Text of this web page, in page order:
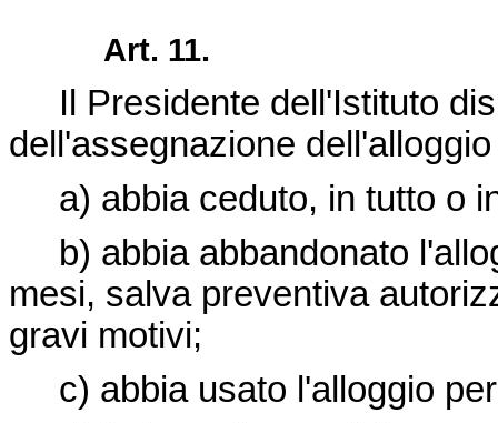
Art. 11.
Il Presidente dell'Istituto
dell'assegnazione
a) abbia ceduto, in tutto o
b) abbia abbandonato
mesi, salva preventiva
gravi motivi;
c) abbia usato l'alloggio